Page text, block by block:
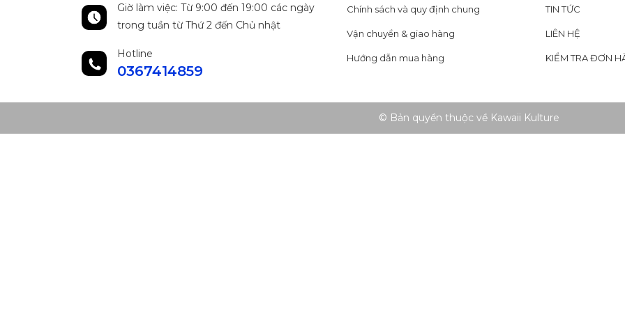
Giờ làm việc: Từ 9:00 đến 19:00 các ngày
trong tuần từ Thứ 2 đến Chủ nhật
Hotline
0367414859
Chính sách và quy định chung
Vận chuyển & giao hàng
Hướng dẫn mua hàng
TIN TỨC
LIÊN HỆ
KIỂM TRA ĐƠN
© Bản quyền thuộc về Kawaii Kulture